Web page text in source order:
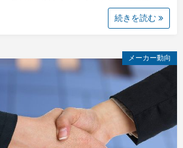
続きを読む
メーカー動向